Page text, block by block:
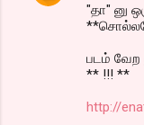
"தா" னு
படம் வேற
** !!! **
http://